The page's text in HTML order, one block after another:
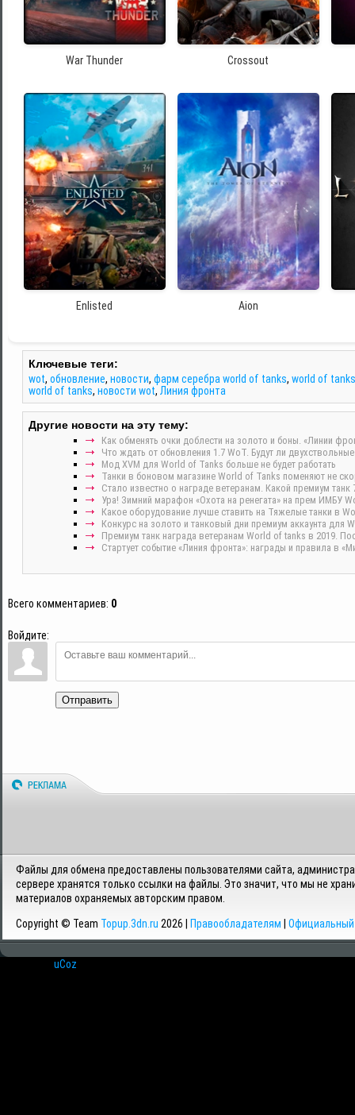
War Thunder Crossout
Enlisted Aion
Ключевые теги:
wot, обновление, новости, фарм серебра world of tanks, world of tanks
world of tanks, новости wot, Линия фронта
Другие новости на эту тему:
Как обменять очки доблести на золото и боны. «Линии
Что ждать от обновления 1.7 WoT. Будут ли двухствольные
Мод XVM для World of Tanks больше не будет работать
Танки в боновом магазине World of Tanks поменяют не
Стало известно о награде ветеранам. Какой премиум танк
Ура! Зимний марафон «Охота на ренегата» на прем ИМБУ
Какое оборудование лучше ставить на Тяжелые танки в
Конкурс на золото и танковый дни премиум аккаунта для
Премиум танк награда ветеранам World of tanks в 2019.
Стартует событие «Линия фронта»: награды и правила в
Всего комментариев: 0
Войдите:
Отправить
Файлы для обмена предоставлены пользователями сайта,
сервере хранятся только ссылки на файлы. Это значит, что мы не
материалов охраняемых авторским правом.
Copyright © Team Topup.3dn.ru 2026 | Правообладателям Официальный
uCoz